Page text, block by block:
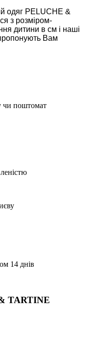
одяг PELUCHE &
з розміром-
дитини в см і наші
Вам
чи поштомат
14 днів
TARTINE